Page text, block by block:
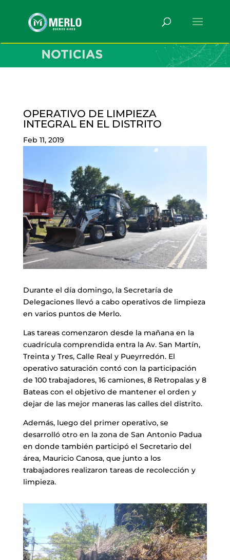
OPERATIVO DE LIMPIEZA
INTEGRAL EN EL DISTRITO
Feb 11, 2019
Durante el día domingo, la Secretaría de
Delegaciones llevó a cabo operativos de limpieza
en varios puntos de Merlo.
Las tareas comenzaron desde la mañana en la
cuadrícula comprendida entra la Av. San Martín,
Treinta y Tres, Calle Real y Pueyrredón. El
operativo saturación contó con la participación
de 100 trabajadores, 16 camiones, 8 Retropalas y 8
Bateas con el objetivo de mantener el orden y
dejar de las mejor maneras las calles del distrito.
Además, luego del primer operativo, se
desarrolló otro en la zona de San Antonio Padua
en donde también participó el Secretario del
área, Mauricio Canosa, que junto a los
trabajadores realizaron tareas de recolección y
limpieza.